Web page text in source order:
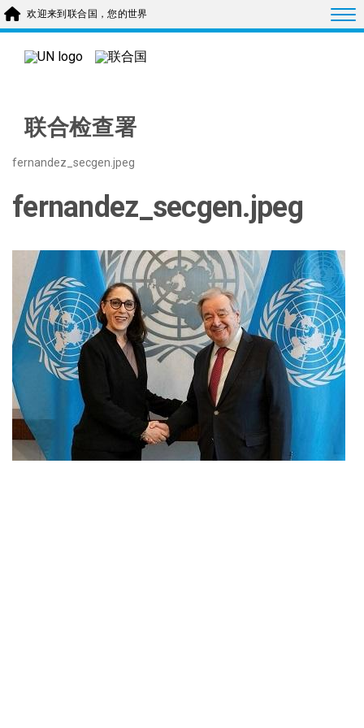
Skip to main content
欢迎来到联合国，您的世界
联合检查署
fernandez_secgen.jpeg
fernandez_secgen.jpeg